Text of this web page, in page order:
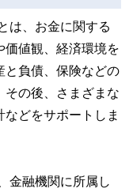
くことで、内容のわかり
のあるコンテンツと確か
イデアを提供するお金の
は、お金に関する
価値観、経済環境を
と負債、保険などの
その後、さまざまな
どをサポートしま
金融機関に所属し